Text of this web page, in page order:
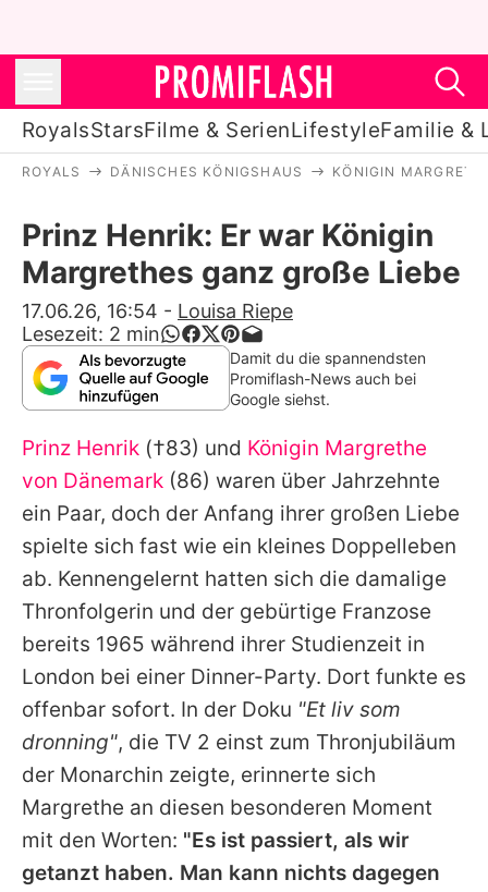
RoyalsStarsFilme & SerienLifestyleFamilie &
Stars
Filme & Serien
Lifestyle
Familie & Liebe
Alle Themen auf Promiflash
Jobs
App runterladen
Team
Redaktionelle Richtlinien
Impressum
Datenschutzerklärung
Nutzungsbedingungen
Utiq verwalten
ROYALS DÄNISCHES KÖNIGSHAUS KÖNIGIN
Prinz Henrik: Er war Königin
Margrethes ganz große Liebe
17.06.26, 16:54 - Louisa Riepe
Lesezeit: 2 min
Damit du die spannendsten
Promiflash-News auch bei
Google siehst.
Prinz Henrik (†83) und Königin Margrethe
von Dänemark (86) waren über Jahrzehnte
ein Paar, doch der Anfang ihrer großen Liebe
spielte sich fast wie ein kleines Doppelleben
ab. Kennengelernt hatten sich die damalige
Thronfolgerin und der gebürtige Franzose
bereits 1965 während ihrer Studienzeit in
London bei einer Dinner-Party. Dort funkte es
offenbar sofort. In der Doku "Et liv som
dronning", die TV 2 einst zum Thronjubiläum
der Monarchin zeigte, erinnerte sich
Margrethe an diesen besonderen Moment
mit den Worten: "Es ist passiert, als wir
getanzt haben. Man kann nichts dagegen